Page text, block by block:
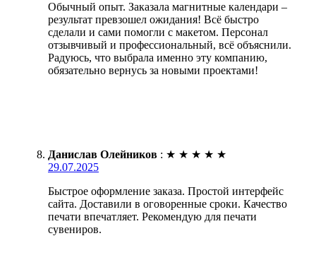
Обычный опыт. Заказала магнитные календари –
результат превзошел ожидания! Всё быстро
сделали и сами помогли с макетом. Персонал
отзывчивый и профессиональный, всё объяснили.
Радуюсь, что выбрала именно эту компанию,
обязательно вернусь за новыми проектами!
Данислав Олейников : ★ ★ ★ ★ ★
29.07.2025
Быстрое оформление заказа. Простой интерфейс
сайта. Доставили в оговоренные сроки. Качество
печати впечатляет. Рекомендую для печати
сувениров.